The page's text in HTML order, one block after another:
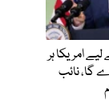
امریکا ہر
گا، نائب